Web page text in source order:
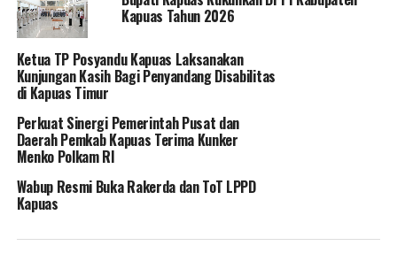
Kapuas Tahun 2026
Ketua TP Posyandu Kapuas Laksanakan
Kunjungan Kasih Bagi Penyandang Disabilitas
di Kapuas Timur
Perkuat Sinergi Pemerintah Pusat dan
Daerah Pemkab Kapuas Terima Kunker
Menko Polkam RI
Wabup Resmi Buka Rakerda dan ToT LPPD
Kapuas